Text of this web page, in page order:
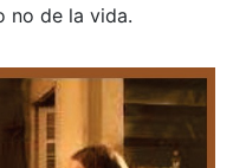
no de la vida.